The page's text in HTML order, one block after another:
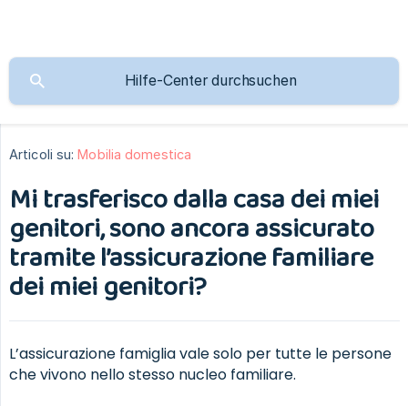
Articoli su: Mobilia domestica
Mi trasferisco dalla casa dei miei
genitori, sono ancora assicurato
tramite l’assicurazione familiare
dei miei genitori?
L’assicurazione famiglia vale solo per tutte le persone
che vivono nello stesso nucleo familiare.